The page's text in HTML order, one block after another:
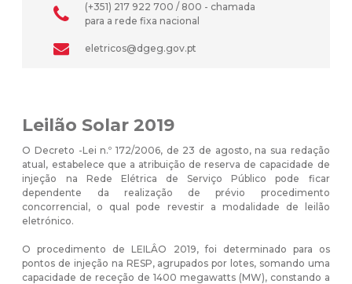
(+351) 217 922 700 / 800 - chamada
para a rede fixa nacional
eletricos@dgeg.gov.pt
Leilão Solar 2019
O Decreto -Lei n.º 172/2006, de 23 de agosto, na sua redação
atual, estabelece que a atribuição de reserva de capacidade de
injeção na Rede Elétrica de Serviço Público pode ficar
dependente da realização de prévio procedimento
concorrencial, o qual pode revestir a modalidade de leilão
eletrónico.
O procedimento de LEILÂO 2019, foi determinado para os
pontos de injeção na RESP, agrupados por lotes, somando uma
capacidade de receção de 1400 megawatts (MW), constando a